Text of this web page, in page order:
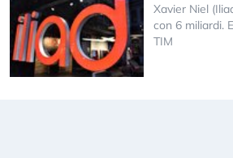
Xavier Niel
con 6 miliardi.
TIM